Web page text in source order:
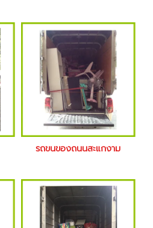
รถขนของถนนสะแกงาม